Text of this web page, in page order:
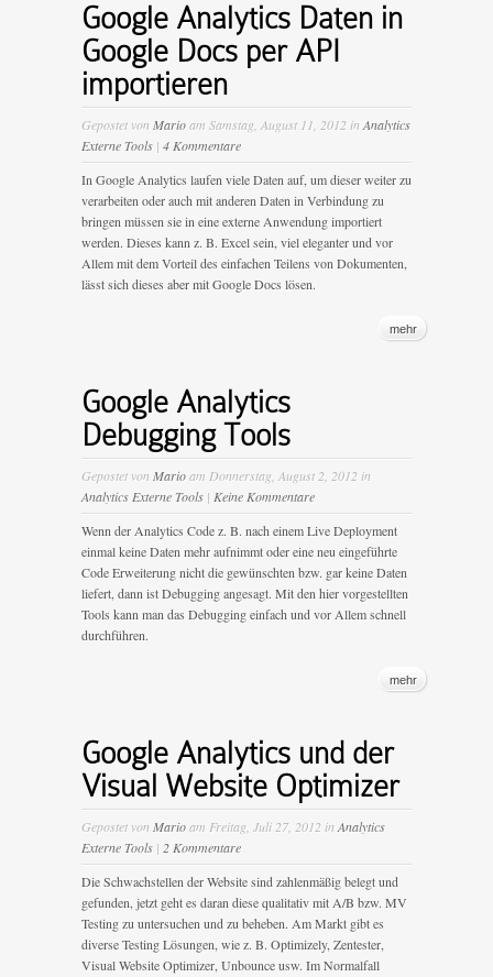
Google Analytics Daten in
Google Docs per API
importieren
Gepostet von Marioam Samstag, August 11, 2012 in Analytics
Externe Tools | 4 Kommentare
In Google Analytics laufen viele Daten auf, um dieser weiter zu
verarbeiten oder auch mit anderen Daten in Verbindung zu
bringen müssen sie in eine externe Anwendung importiert
werden. Dieses kann z. B. Excel sein, viel eleganter und vor
Allem mit dem Vorteil des einfachen Teilens von Dokumenten,
lässt sich dieses aber mit Google Docs lösen.
mehr
Google Analytics
Debugging Tools
Gepostet von Marioam Donnerstag, August 2, 2012 in
Analytics Externe Tools | Keine Kommentare
Wenn der Analytics Code z. B. nach einem Live Deployment
einmal keine Daten mehr aufnimmt oder eine neu eingeführte
Code Erweiterung nicht die gewünschten bzw. gar keine Daten
liefert, dann ist Debugging angesagt. Mit den hier vorgestellten
Tools kann man das Debugging einfach und vor Allem schnell
durchführen.
mehr
Google Analytics und der
Visual Website Optimizer
Gepostet von Marioam Freitag, Juli 27, 2012 in Analytics
Externe Tools | 2 Kommentare
Die Schwachstellen der Website sind zahlenmäßig belegt und
gefunden, jetzt geht es daran diese qualitativ mit A/B bzw. MV
Testing zu untersuchen und zu beheben. Am Markt gibt es
diverse Testing Lösungen, wie z. B. Optimizely, Zentester,
Visual Website Optimizer, Unbounce usw. Im Normalfall